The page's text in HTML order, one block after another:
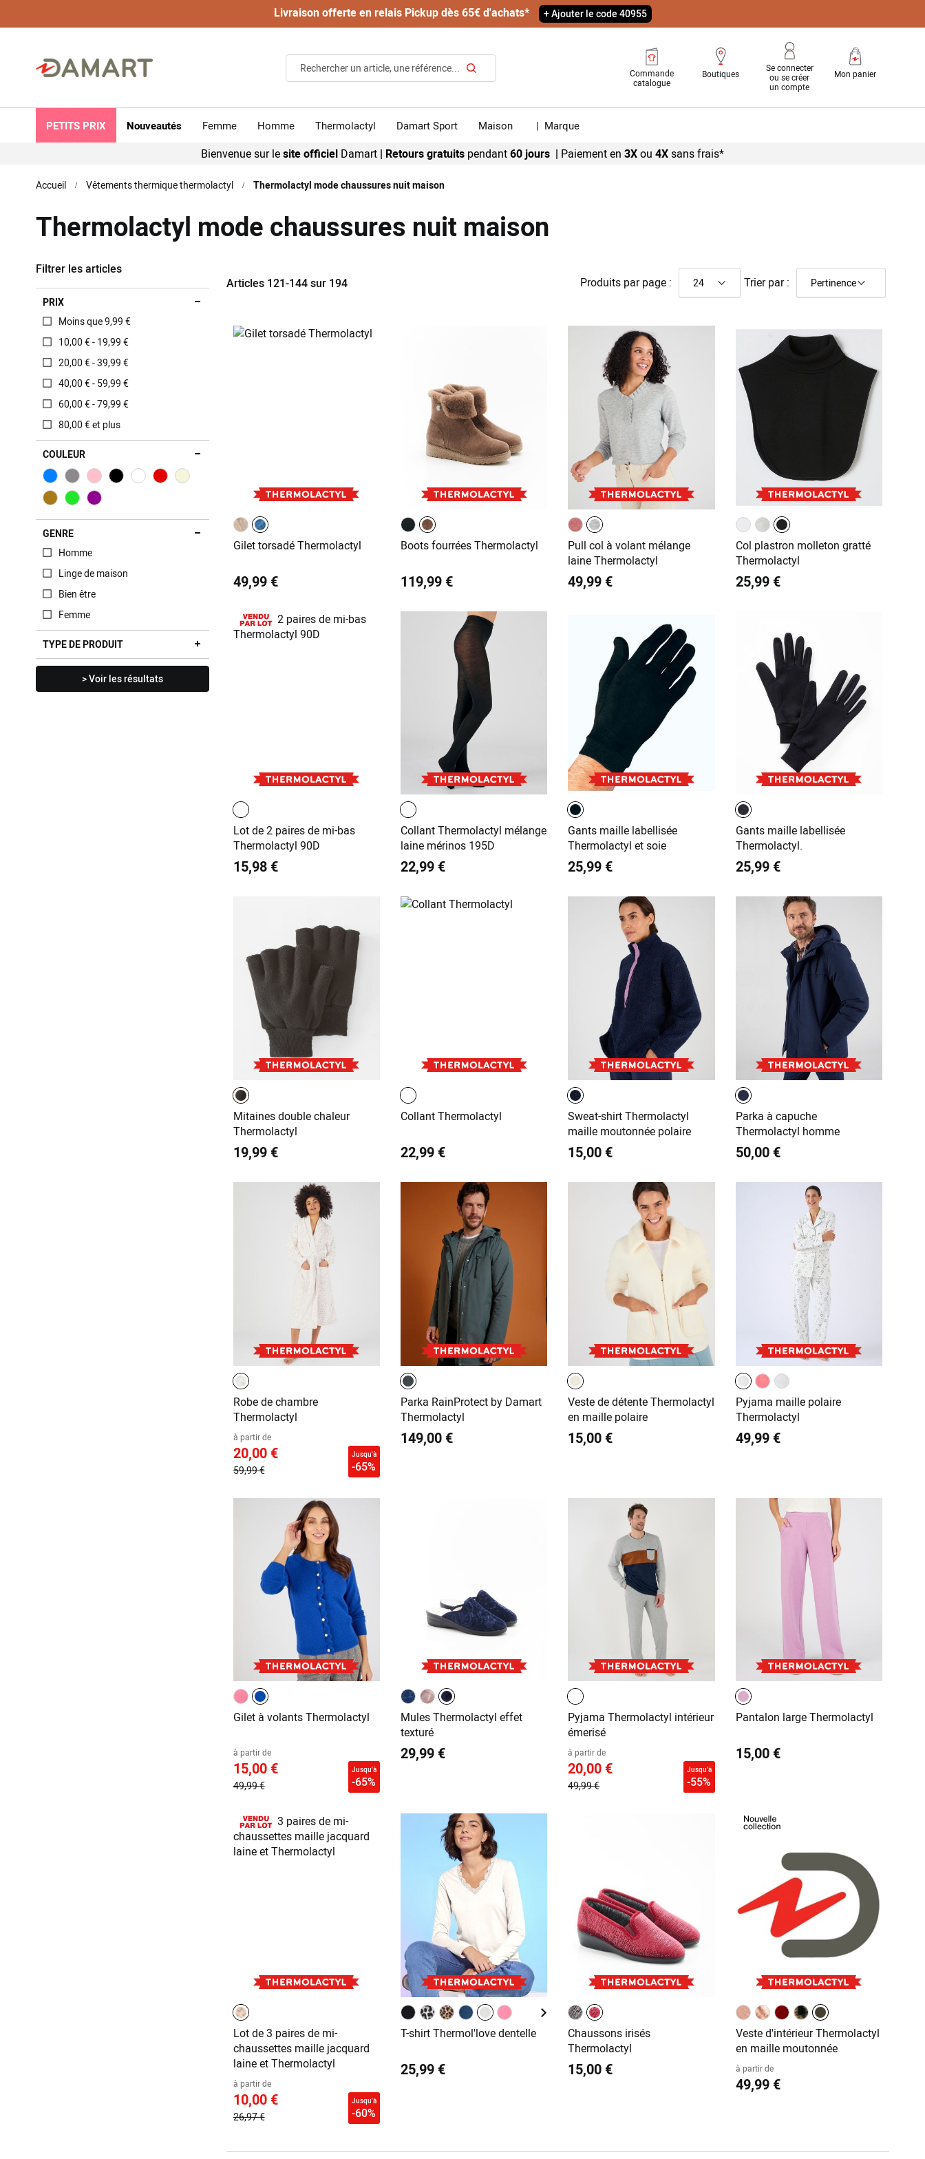
Livraison offerte en relais Pickup dès 65€ d'achats* + Ajouter le code 40955
Rechercher
Commande
catalogue
Boutiques
Se connecter
ou se créer
un compte
Mon panier
PETITS PRIX Nouveautés Femme Homme Thermolactyl Damart Sport Maison | Marque
Bienvenue sur lesite officiel Damart | Retours gratuits pendant60 jours | Paiement en 3Xou 4Xsansfrais*
Accueil Vêtements thermique thermolactyl Thermolactyl mode chaussures nuit maison
Thermolactyl mode chaussures nuit maison
Articles 121-144sur 194 Produits par page : Trier par :
Gilet torsadé Thermolactyl
49,99 €
Boots fourrées Thermolactyl
119,99 €
Pull col à volant mélange
laine Thermolactyl
49,99 €
Col plastron molleton gratté
Thermolactyl
25,99 €
Lot de 2 paires de mi-bas
Thermolactyl 90D
15,98 €
Collant Thermolactyl mélange
laine mérinos 195D
22,99 €
Gants maille labellisée
Thermolactyl et soie
25,99 €
Gants maille labellisée
Thermolactyl.
25,99 €
Mitaines double chaleur
Thermolactyl
19,99 €
Collant Thermolactyl
22,99 €
Sweat-shirt Thermolactyl
maille moutonnée polaire
15,00 €
Parka à capuche
Thermolactyl homme
50,00 €
Robe de chambre
Thermolactyl
à partir de
20,00 €
59,99 €
Jusqu'à
-65%
Parka RainProtect by Damart
Thermolactyl
149,00 €
Veste de détente Thermolactyl
en maille polaire
15,00 €
Pyjama maille polaire
Thermolactyl
49,99 €
Gilet à volants Thermolactyl
à partir de
15,00 €
49,99 €
Jusqu'à
-65%
Mules Thermolactyl effet
texturé
29,99 €
Pyjama Thermolactyl intérieur
émerisé
à partir de
20,00 €
49,99 €
Jusqu'à
-55%
Pantalon large Thermolactyl
15,00 €
Lot de 3 paires de mi-
chaussettes maille jacquard
laine et Thermolactyl
à partir de
10,00 €
26,97 €
Jusqu'à
-60%
T-shirt Thermol'love dentelle
25,99 €
Chaussons irisés
Thermolactyl
15,00 €
Veste d'intérieur Thermolactyl
en maille moutonnée
à partir de
49,99 €
Filtrer les articles
PRIX
Moins que 9,99 €
10,00 € - 19,99 €
20,00 € - 39,99 €
40,00 € - 59,99 €
60,00 € - 79,99 €
80,00 € et plus
COULEUR
GENRE
Homme
Linge de maison
Bien être
Femme
TYPE DE PRODUIT
> Voir les résultats